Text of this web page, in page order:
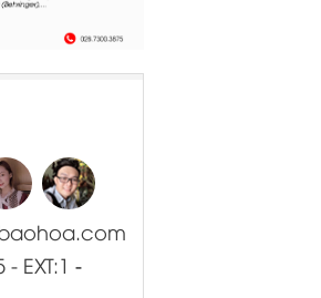
EXT:1 -